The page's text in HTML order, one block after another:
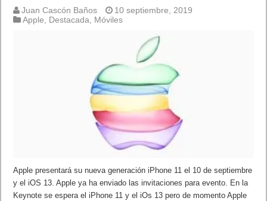
Juan Cascón Baños
10 septiembre, 2019
Apple
Destacada Móviles
Apple presentará su nueva generación iPhone 11 el 10 de septiembre
y el iOS 13. Apple ya ha enviado las invitaciones para evento. En la
Keynote se espera el iPhone 11 y el iOs 13 pero de momento Apple